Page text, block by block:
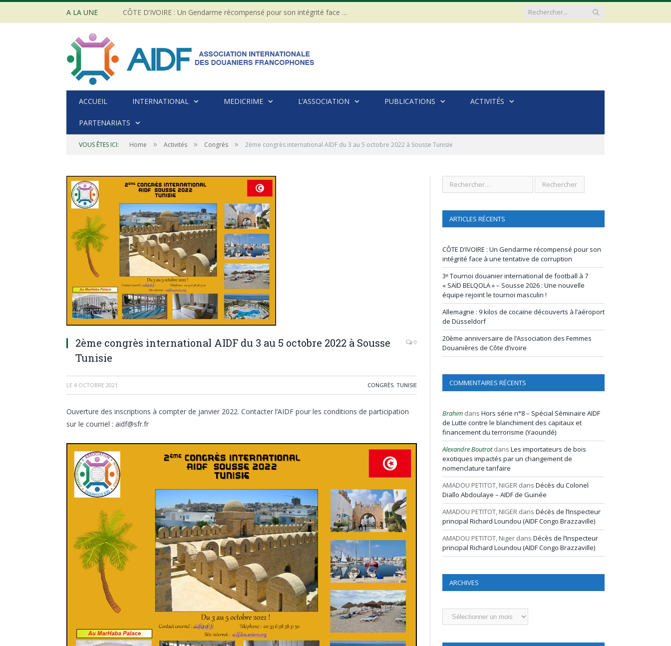
A LA UNE CÔTE D’IVOIRE : Un Gendarme récompensé pour son intégrité face à une tentative de corruption
ACCUEIL INTERNATIONAL MEDICRIME L’ASSOCIATION PUBLICATIONS ACTIVITÉS
PARTENARIATS
VOUS ÊTES ICI: Home » Activités » Congrès » 2ème congrès international AIDF du 3 au 5 octobre 2022 à Sousse Tunisie
2ème congrès international AIDF du 3 au 5 octobre 2022 à Sousse
Tunisie
0
LE 4 OCTOBRE 2021 CONGRÈS, TUNISIE
Ouverture des inscriptions à compter de janvier 2022. Contacter l’AIDF pour les conditions de participation
sur le courriel : aidf@sfr.fr
ARTICLES RÉCENTS
CÔTE D’IVOIRE : Un Gendarme récompensé pour son
intégrité face à une tentative de corruption
3ᵉ Tournoi douanier international de football à 7
« SAÏD BELQOLA » – Sousse 2026 : Une nouvelle
équipe rejoint le tournoi masculin !
Allemagne : 9 kilos de cocaïne découverts à l’aéroport
de Düsseldorf
20ème anniversaire de l’Association des Femmes
Douanières de Côte d’ivoire
COMMENTAIRES RÉCENTS
Brahim dans Hors série n°8 – Spécial Séminaire AIDF
de Lutte contre le blanchiment des capitaux et
financement du terrorisme (Yaoundé)
Alexandre Boutrotdans Les importateurs de bois
exotiques impactés par un changement de
nomenclature tarifaire
AMADOU PETITOT, NIGER dans Décès du Colonel
Diallo Abdoulaye – AIDF de Guinée
AMADOU PETITOT, NIGER dans Décès de l’Inspecteur
principal Richard Loundou (AIDF Congo Brazzaville)
AMADOU PETITOT, Niger dans Décès de l’Inspecteur
principal Richard Loundou (AIDF Congo Brazzaville)
ARCHIVES
Archives